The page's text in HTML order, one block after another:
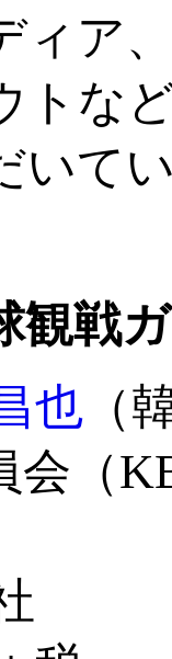
ィア
トな
いて
観戦
也 （
会（